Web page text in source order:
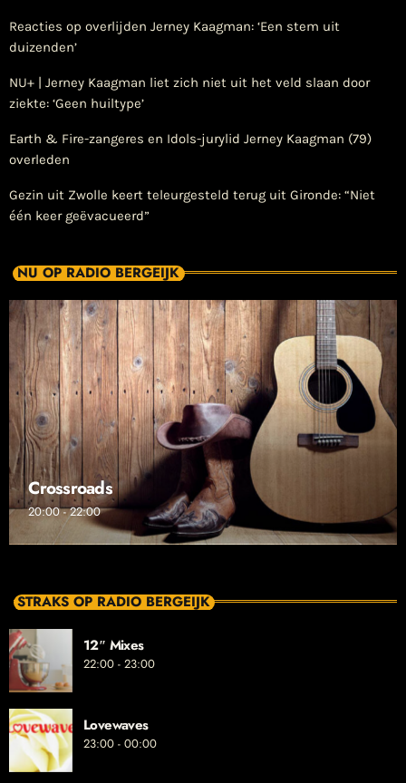
Reacties op overlijden Jerney Kaagman: ‘Een stem uit
duizenden’
NU+ | Jerney Kaagman liet zich niet uit het veld slaan door
ziekte: ‘Geen huiltype’
Earth & Fire-zangeres en Idols-jurylid Jerney Kaagman (79)
overleden
Gezin uit Zwolle keert teleurgesteld terug uit Gironde: “Niet
één keer geëvacueerd”
NU OP RADIO BERGEIJK
Crossroads
20:00 - 22:00
STRAKS OP RADIO BERGEIJK
12″ Mixes
22:00 - 23:00
Lovewaves
23:00 - 00:00